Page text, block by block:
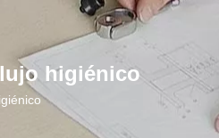
higiénico